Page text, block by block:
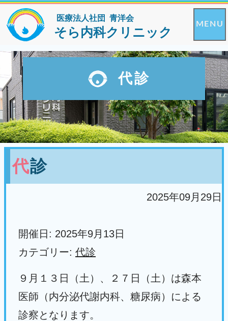
医療法人社団 青洋会
そら内科クリニック
MENU
代診
代診
2025年09月29日
開催日: 2025年9月13日
カテゴリー: 代診
９月１３日（土）、２７日（土）は森本
医師（内分泌代謝内科、糖尿病）による
診察となります。